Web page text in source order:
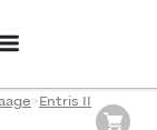
>Entris II